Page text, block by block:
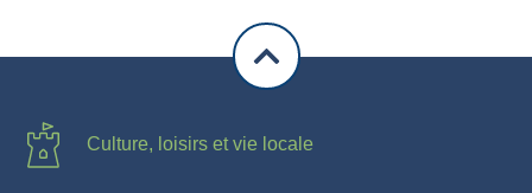
Culture, loisirs et vie locale